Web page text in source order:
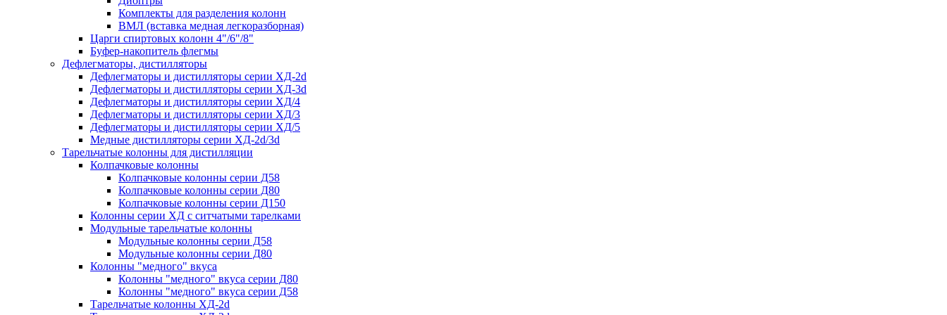
Комплекты для разделения колонн
ВМЛ (вставка медная легкоразборная)
Царги спиртовых колонн 4"/6"/8"
Буфер-накопитель флегмы
Дефлегматоры, дистилляторы
Дефлегматоры и дистилляторы серии ХД-2d
Дефлегматоры и дистилляторы серии ХД-3d
Дефлегматоры и дистилляторы серии ХД/4
Дефлегматоры и дистилляторы серии ХД/3
Дефлегматоры и дистилляторы серии ХД/5
Медные дистилляторы серии ХД-2d/3d
Тарельчатые колонны для дистилляции
Колпачковые колонны
Колпачковые колонны серии Д58
Колпачковые колонны серии Д80
Колпачковые колонны серии Д150
Колонны серии ХД с ситчатыми тарелками
Модульные тарельчатые колонны
Модульные колонны серии Д58
Модульные колонны серии Д80
Колонны "медного" вкуса
Колонны "медного" вкуса серии Д80
Колонны "медного" вкуса серии Д58
Тарельчатые колонны ХД-2d